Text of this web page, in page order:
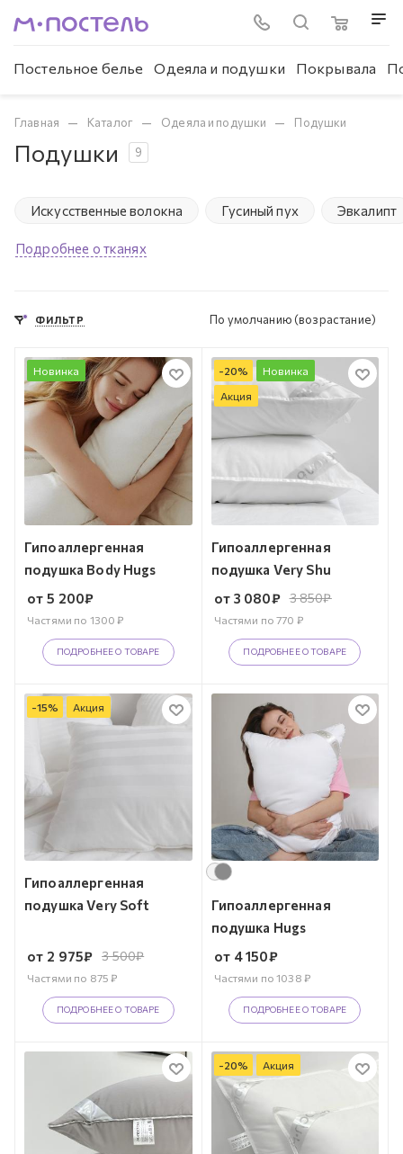
Постельное белье Одеяла и подушки Покрывала
Главная — Каталог — Одеяла и подушки — Подушки
Подушки 9
Искусственные волокна Гусиный пух Эвкалипт
Подробнее о тканях
ФИЛЬТР По умолчанию (возрастание)
Новинка
Гипоаллергенная
подушка Body Hugs
от 5 200₽
Частями по 1300 ₽
ПОДРОБНЕЕ О ТОВАРЕ
-20%
Новинка
Акция
Гипоаллергенная
подушка Very Shu
от 3 080₽ 3 850₽
Частями по770 ₽
ПОДРОБНЕЕ О ТОВАРЕ
-15% Акция
Гипоаллергенная
подушка Very Soft
от 2 975₽ 3 500₽
Частями по 875 ₽
ПОДРОБНЕЕ О ТОВАРЕ
Гипоаллергенная
подушка Hugs
от 4 150₽
Частями по1038 ₽
ПОДРОБНЕЕ О ТОВАРЕ
-20% Акция